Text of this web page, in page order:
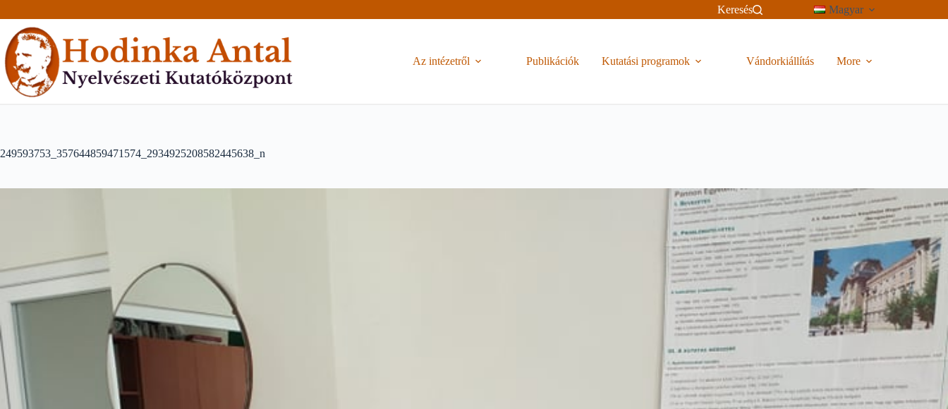
to
content
Keresés Magyar
Az intézetről Publikációk Kutatási programok Vándorkiállítás More
249593753_357644859471574_2934925208582445638_n